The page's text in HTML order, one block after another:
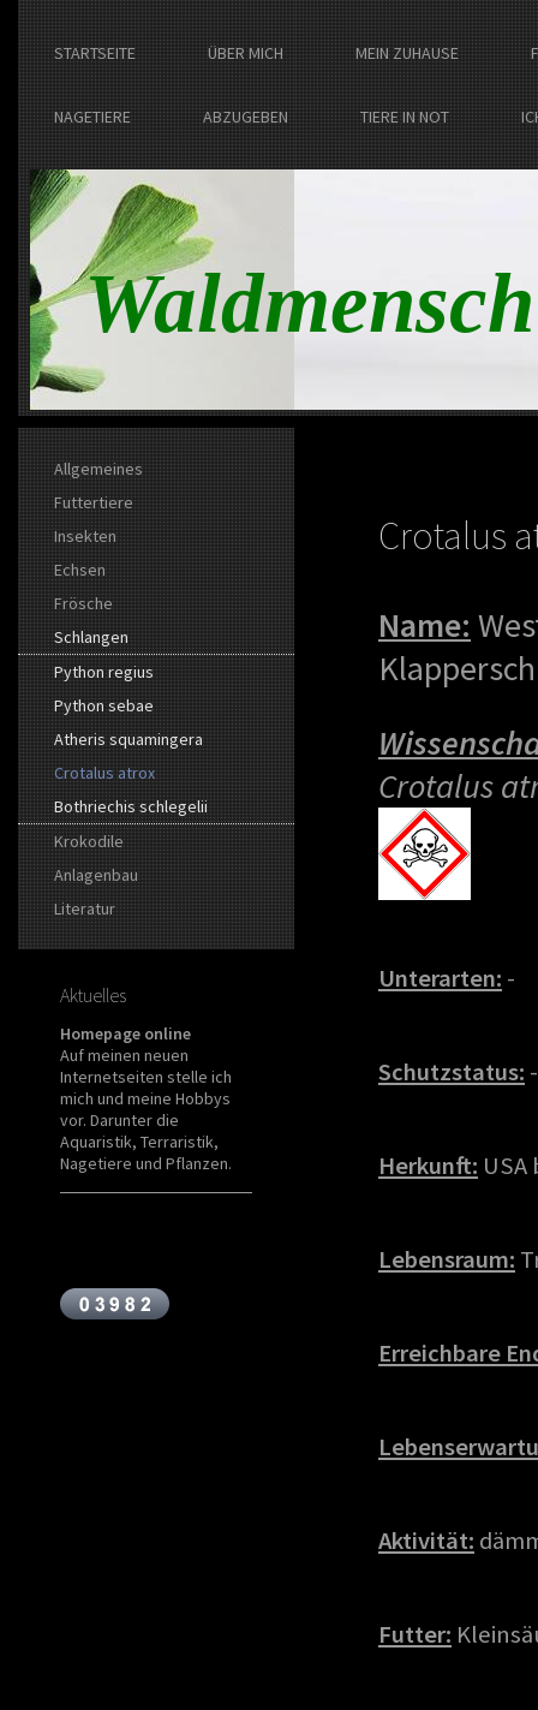
STARTSEITE ÜBER MICH MEIN ZUHAUSE
NAGETIERE ABZUGEBEN TIERE IN NOT
Waldmensch
Allgemeines
Futtertiere
Insekten
Echsen
Frösche
Schlangen
Python regius
Python sebae
Atheris squamingera
Crotalus atrox
Bothriechis schlegelii
Krokodile
Anlagenbau
Literatur
Aktuelles
Homepage online
Auf meinen neuen
Internetseiten stelle ich
mich und meine Hobbys
vor. Darunter die
Aquaristik, Terraristik,
Nagetiere und Pflanzen.
Crotalus
Name:
Crotalus
Unterarten: -
Schutzstatus: -
Herkunft: USA
Lebensraum:
Erreichbare
Aktivität:
Futter: